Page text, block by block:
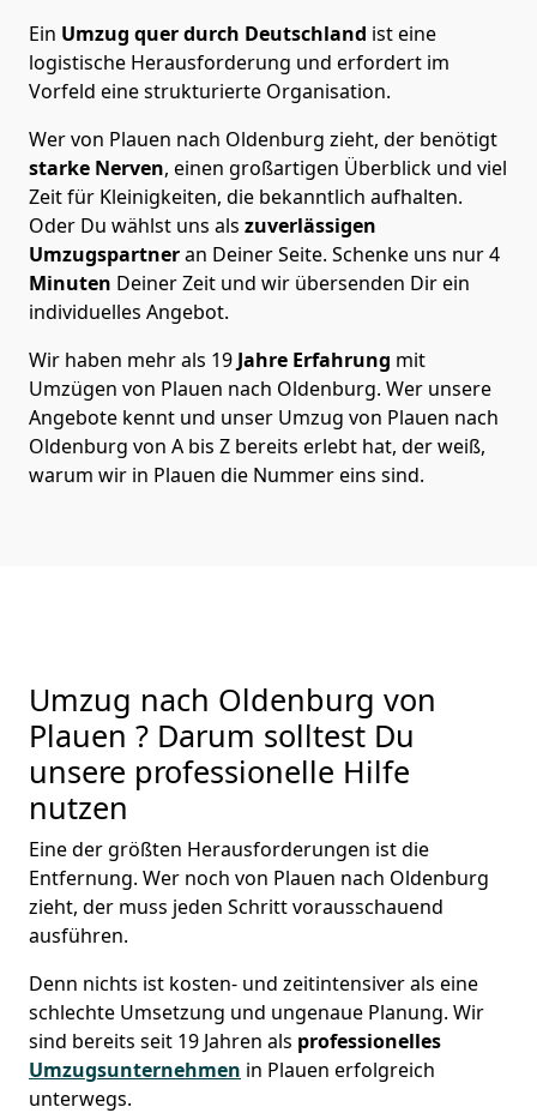
Ein Umzug quer durch Deutschland ist eine
logistische Herausforderung und erfordert im
Vorfeld eine strukturierte Organisation.
Wer von Plauen nach Oldenburg zieht, der benötigt
starke Nerven, einen großartigen Überblick und viel
Zeit für Kleinigkeiten, die bekanntlich aufhalten.
Oder Du wählst uns als zuverlässigen
Umzugspartneran Deiner Seite. Schenke uns nur4
Minuten Deiner Zeit und wir übersenden Dir ein
individuelles Angebot.
Wir haben mehr als 19 Jahre Erfahrung mit
Umzügen von Plauen nach Oldenburg. Wer unsere
Angebote kennt und unser Umzug von Plauen nach
Oldenburg von A bis Z bereits erlebt hat, der weiß,
warum wir in Plauen die Nummer eins sind.
Umzug nach Oldenburg von
Plauen ? Darum solltest Du
unsere professionelle Hilfe
nutzen
Eine der größten Herausforderungen ist die
Entfernung. Wer noch von Plauen nach Oldenburg
zieht, der muss jeden Schritt vorausschauend
ausführen.
Denn nichts ist kosten- und zeitintensiver als eine
schlechte Umsetzung und ungenaue Planung. Wir
sind bereits seit 19 Jahren als professionelles
Umzugsunternehmen in Plauen erfolgreich
unterwegs.